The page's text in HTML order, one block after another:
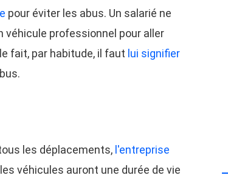
pour éviter les abus. Un salarié ne
véhicule professionnel pour aller
fait, par habitude, il faut lui signifier
les déplacements, l'entreprise
véhicules auront une durée de vie